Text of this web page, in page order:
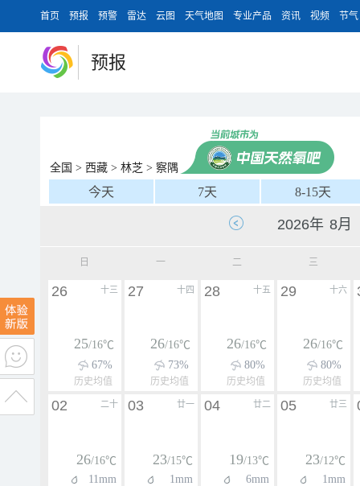
首页 预报 预警 雷达 云图 天气地图 专业产品 资讯 视频 节气
预报
全国 > 西藏 > 林芝 > 察隅
今天 7天 8-15天
日 一 二 三
十三
26
25/16℃
67%
历史均值
十四
27
26/16℃
73%
历史均值
十五
28
26/16℃
80%
历史均值
十六
29
26/16℃
80%
历史均值
二十
02
26/16℃
11mm
廿一
03
23/15℃
1mm
廿二
04
19/13℃
6mm
廿三
05
23/12℃
1mm